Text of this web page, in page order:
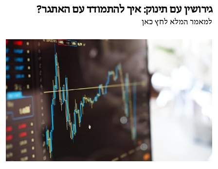
גירושין עם תינוק: איך להתמודד עם האתגר?
למאמר המלא לחץ כאן